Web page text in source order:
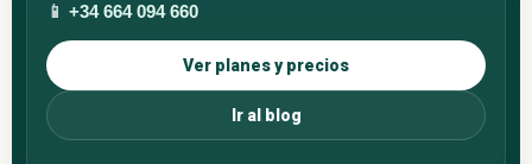
📱 +34 664 094 660
Ver planes y precios
Ir al blog